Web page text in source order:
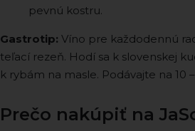
pevnú kostru.
Gastrotip: Víno pre každodennú
teľací rezeň. Hodí sa k slovenskej
k rybám na masle. Podávajte na 10 –
Prečo nakúpiť na